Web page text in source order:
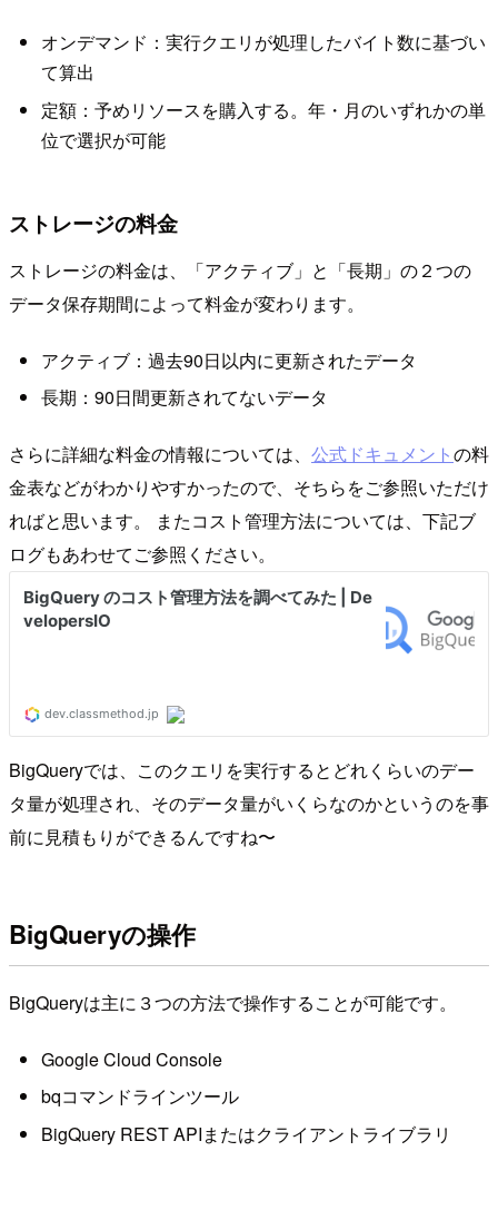
オンデマンド：実行クエリが処理したバイト数に基づい
て算出
定額：予めリソースを購入する。年・月のいずれかの単
位で選択が可能
ストレージの料金
ストレージの料金は、「アクティブ」と「長期」の２つの
データ保存期間によって料金が変わります。
アクティブ：過去90日以内に更新されたデータ
長期：90日間更新されてないデータ
さらに詳細な料金の情報については、 公式ドキュメントの料
金表などがわかりやすかったので、そちらをご参照いただけ
ればと思います。 またコスト管理方法については、下記ブ
ログもあわせてご参照ください。
BigQueryでは、このクエリを実行するとどれくらいのデー
タ量が処理され、そのデータ量がいくらなのかというのを事
前に見積もりができるんですね〜
BigQueryの操作
BigQueryは主に３つの方法で操作することが可能です。
Google Cloud Console
bqコマンドラインツール
BigQuery REST APIまたはクライアントライブラリ